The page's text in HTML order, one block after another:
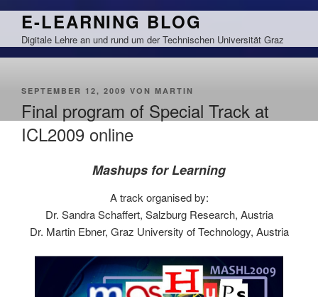
Zum
springen
E-LEARNING BLOG
Digitale Lehre an und rund um der Technischen Universität Graz
VERÖFFENTLICHT
SEPTEMBER 12, 2009 VON MARTIN
Final program of Special Track at
ICL2009 online
Mashups for Learning
A track organised by:
Dr. Sandra Schaffert, Salzburg Research, Austria
Dr. Martin Ebner, Graz University of Technology, Austria